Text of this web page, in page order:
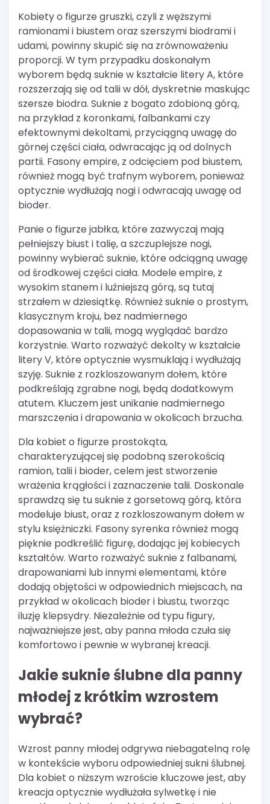
Kobiety o figurze gruszki, czyli z węższymi
ramionami i biustem oraz szerszymi biodrami i
udami, powinny skupić się na zrównoważeniu
proporcji. W tym przypadku doskonałym
wyborem będą suknie w kształcie litery A, które
rozszerzają się od talii w dół, dyskretnie maskując
szersze biodra. Suknie z bogato zdobioną górą,
na przykład z koronkami, falbankami czy
efektownymi dekoltami, przyciągną uwagę do
górnej części ciała, odwracając ją od dolnych
partii. Fasony empire, z odcięciem pod biustem,
również mogą być trafnym wyborem, ponieważ
optycznie wydłużają nogi i odwracają uwagę od
bioder.
Panie o figurze jabłka, które zazwyczaj mają
pełniejszy biust i talię, a szczuplejsze nogi,
powinny wybierać suknie, które odciągną uwagę
od środkowej części ciała. Modele empire, z
wysokim stanem i luźniejszą górą, są tutaj
strzałem w dziesiątkę. Również suknie o prostym,
klasycznym kroju, bez nadmiernego
dopasowania w talii, mogą wyglądać bardzo
korzystnie. Warto rozważyć dekolty w kształcie
litery V, które optycznie wysmuklają i wydłużają
szyję. Suknie z rozkloszowanym dołem, które
podkreślają zgrabne nogi, będą dodatkowym
atutem. Kluczem jest unikanie nadmiernego
marszczenia i drapowania w okolicach brzucha.
Dla kobiet o figurze prostokąta,
charakteryzującej się podobną szerokością
ramion, talii i bioder, celem jest stworzenie
wrażenia krągłości i zaznaczenie talii. Doskonale
sprawdzą się tu suknie z gorsetową górą, która
modeluje biust, oraz z rozkloszowanym dołem w
stylu księżniczki. Fasony syrenka również mogą
pięknie podkreślić figurę, dodając jej kobiecych
kształtów. Warto rozważyć suknie z falbanami,
drapowaniami lub innymi elementami, które
dodają objętości w odpowiednich miejscach, na
przykład w okolicach bioder i biustu, tworząc
iluzję klepsydry. Niezależnie od typu figury,
najważniejsze jest, aby panna młoda czuła się
komfortowo i pewnie w wybranej kreacji.
Jakie suknie ślubne dla panny
młodej z krótkim wzrostem
wybrać?
Wzrost panny młodej odgrywa niebagatelną rolę
w kontekście wyboru odpowiedniej sukni ślubnej.
Dla kobiet o niższym wzroście kluczowe jest, aby
kreacja optycznie wydłużała sylwetkę i nie